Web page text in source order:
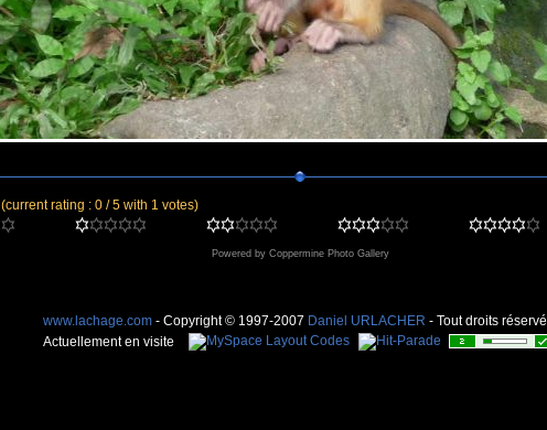
(current rating : 0 / 5 with 1 votes)
Powered by Coppermine Photo Gallery
www.lachage.com - Copyright © 1997-2007 Daniel URLACHER - Tout droits
Actuellement en visite